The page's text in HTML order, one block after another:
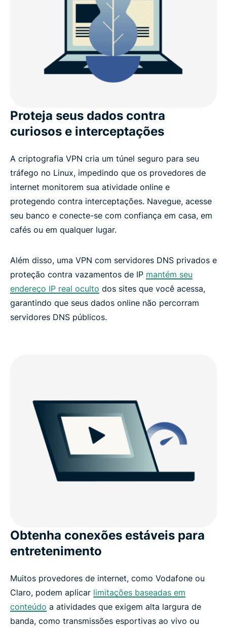
Compatibilidade com distribuições Linux
ExpressVPN para Linux: recursos avançados
O que as pessoas estão dizendo sobre a
Perguntas frequentes
Proteja seus dados contra
curiosos e interceptações
A criptografia VPN cria um túnel seguro para seu
tráfego no Linux, impedindo que os provedores de
internet monitorem sua atividade online e
protegendo contra interceptações. Navegue, acesse
seu banco e conecte-se com confiança em casa, em
cafés ou em qualquer lugar.
Além disso, uma VPN com servidores DNS privados e
proteção contra vazamentos de IP mantém seu
endereço IP real oculto dos sites que você acessa,
garantindo que seus dados online não percorram
servidores DNS públicos.
Obtenha conexões estáveis ​​para
entretenimento
Muitos provedores de internet, como Vodafone ou
Claro, podem aplicar limitações baseadas em
conteúdo a atividades que exigem alta largura de
banda, como transmissões esportivas ao vivo ou